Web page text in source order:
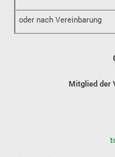
oder nach Vereinbarung
Mitglied der